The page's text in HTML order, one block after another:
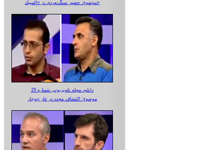
موضوع: حضور سنگ‌نوردی در «المپیک»
دانلود مجله تلویزیونی شماره 25
موضوع: اکتشاف مجدد در غار جوجار